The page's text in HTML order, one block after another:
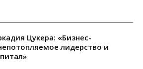
Цукера: «Бизнес-
лидерство и